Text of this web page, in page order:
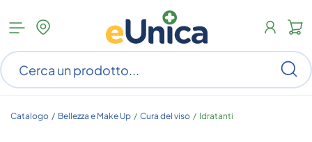
Apri
menu
categorie
Catalogo / Bellezza e Make Up / Cura del viso / Idratanti